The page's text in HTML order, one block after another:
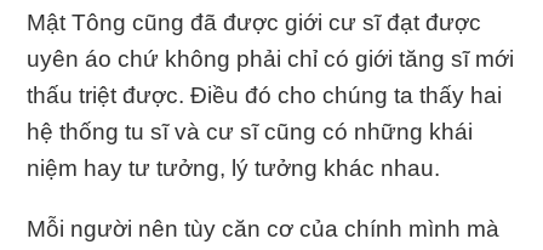
Mật Tông cũng đã được giới cư sĩ đạt được
uyên áo chứ không phải chỉ có giới tăng sĩ mới
thấu triệt được. Điều đó cho chúng ta thấy hai
hệ thống tu sĩ và cư sĩ cũng có những khái
niệm hay tư tưởng, lý tưởng khác nhau.
Mỗi người nên tùy căn cơ của chính mình mà